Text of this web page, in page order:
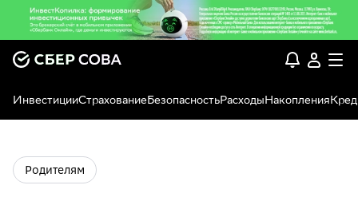
ИнвестицииСтрахованиеБезопасностьРасходыНакопления
Родителям